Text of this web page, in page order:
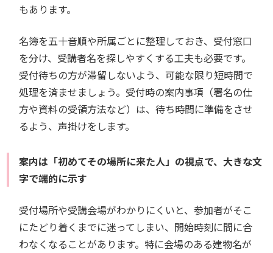
もあります。
名簿を五十音順や所属ごとに整理しておき、受付窓口
を分け、受講者名を探しやすくする工夫も必要です。
受付待ちの方が滞留しないよう、可能な限り短時間で
処理を済ませましょう。受付時の案内事項（署名の仕
方や資料の受領方法など）は、待ち時間に準備をさせ
るよう、声掛けをします。
案内は「初めてその場所に来た人」の視点で、大きな文
字で端的に示す
受付場所や受講会場がわかりにくいと、参加者がそこ
にたどり着くまでに迷ってしまい、開始時刻に間に合
わなくなることがあります。特に会場のある建物名が